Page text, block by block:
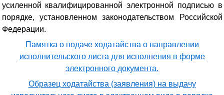
усиленной квалифицированной электронной подписью в
порядке, установленном законодательством Российской
Федерации.
Памятка о подаче ходатайства о направлении
исполнительского листа для исполнения в форме
электронного документа.
Образец ходатайства (заявления) на выдачу